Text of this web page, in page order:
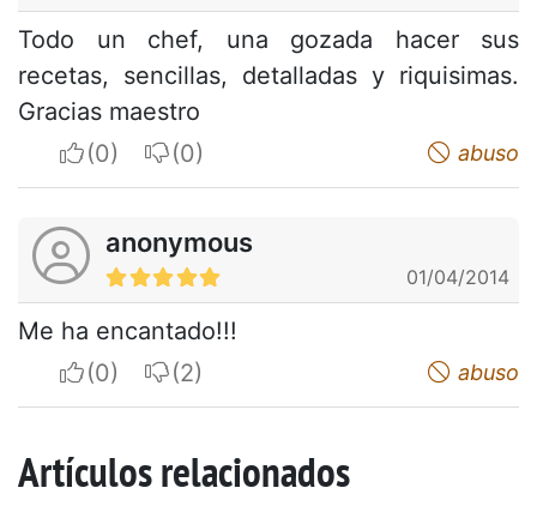
Todo un chef, una gozada hacer sus
recetas, sencillas, detalladas y riquisimas.
Gracias maestro
I apreciateI do not appreciate abuso
anonymous
01/04/2014
Me ha encantado!!!
I apreciateI do not appreciate abuso
Artículos relacionados